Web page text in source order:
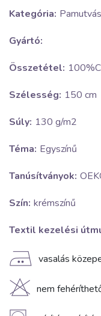
Kategória:
Gyártó:
Összetétel:
Szélesség: 150 cm
Súly: 130 g/m2
Téma: Egyszínű
Tanúsítványok:
Szín: krémszínű
Textil kezelési
E vasalás
H nem